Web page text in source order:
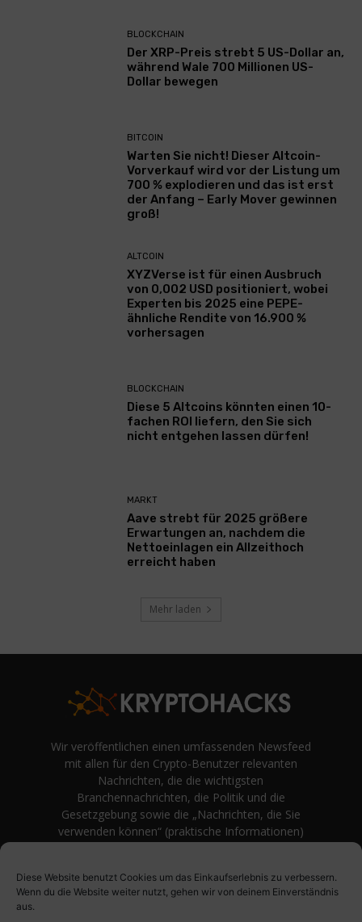
Diese Website benutzt Cookies um das Einkaufserlebnis zu verbessern.
Wenn du die Website weiter nutzt, gehen wir von deinem Einverständnis
aus.
BLOCKCHAIN
Der XRP-Preis strebt 5 US-Dollar an,
während Wale 700 Millionen US-
Dollar bewegen
BITCOIN
Warten Sie nicht! Dieser Altcoin-
Vorverkauf wird vor der Listung um
700 % explodieren und das ist erst
der Anfang – Early Mover gewinnen
groß!
ALTCOIN
XYZVerse ist für einen Ausbruch
von 0,002 USD positioniert, wobei
Experten bis 2025 eine PEPE-
ähnliche Rendite von 16.900 %
vorhersagen
BLOCKCHAIN
Diese 5 Altcoins könnten einen 10-
fachen ROI liefern, den Sie sich
nicht entgehen lassen dürfen!
MARKT
Aave strebt für 2025 größere
Erwartungen an, nachdem die
Nettoeinlagen ein Allzeithoch
erreicht haben
Mehr laden
Wir veröffentlichen einen umfassenden Newsfeed
mit allen für den Crypto-Benutzer relevanten
Nachrichten, die die wichtigsten
Branchennachrichten, die Politik und die
Gesetzgebung sowie die „Nachrichten, die Sie
verwenden können“ (praktische Informationen)
Meinungen rund um Kryptowährung. Einfache
Logik und Beispiele aus der Praxis werden vor